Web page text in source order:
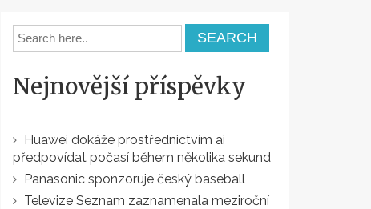
Nejnovější příspěvky
Huawei dokáže prostřednictvím ai
předpovídat počasí během několika sekund
Panasonic sponzoruje český baseball
Televize Seznam zaznamenala meziroční